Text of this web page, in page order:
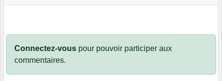
Connectez-vous pour pouvoir participer aux
commentaires.